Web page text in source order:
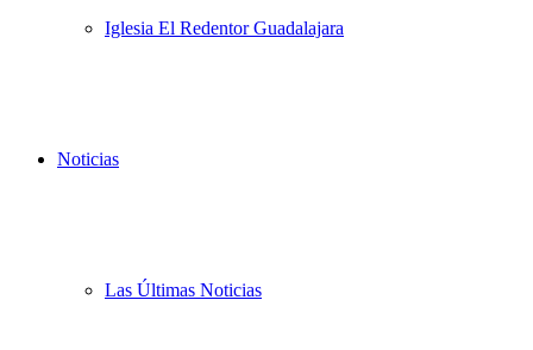
Iglesia El Redentor Guadalajara
Noticias
Las Últimas Noticias